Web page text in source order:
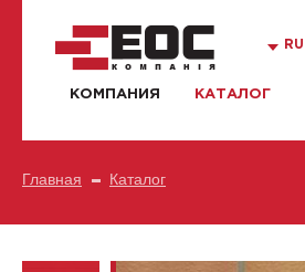
RU
КОМПАНИЯ КАТАЛОГ
Главная Каталог